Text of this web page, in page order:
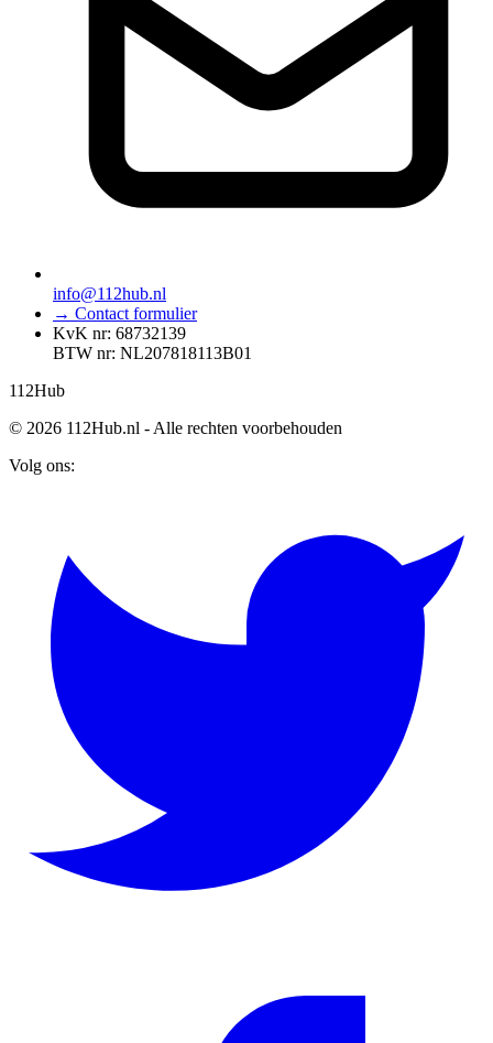
info@112hub.nl
→ Contact formulier
KvK nr: 68732139
BTW nr: NL207818113B01
112Hub
© 2026 112Hub.nl - Alle rechten voorbehouden
Volg ons: